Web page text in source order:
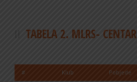
TABELA 2. MLRS- CENTAR
# Klub Pobjede